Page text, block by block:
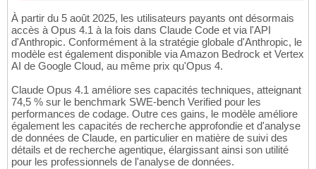
À partir du 5 août 2025, les utilisateurs payants ont désormais
accès à Opus 4.1 à la fois dans Claude Code et via l'API
d'Anthropic. Conformément à la stratégie globale d'Anthropic, le
modèle est également disponible via Amazon Bedrock et Vertex
AI de Google Cloud, au même prix qu'Opus 4.
Claude Opus 4.1 améliore ses capacités techniques, atteignant
74,5 % sur le benchmark SWE-bench Verified pour les
performances de codage. Outre ces gains, le modèle améliore
également les capacités de recherche approfondie et d'analyse
de données de Claude, en particulier en matière de suivi des
détails et de recherche agentique, élargissant ainsi son utilité
pour les professionnels de l'analyse de données.